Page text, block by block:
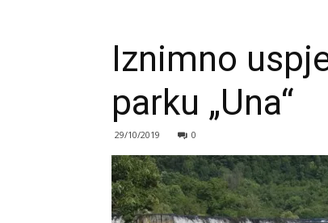
Iznimno
parku „Una“
29/10/2019 0